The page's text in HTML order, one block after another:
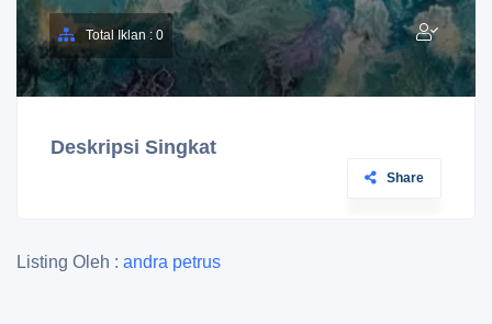
Total Iklan : 0
Deskripsi Singkat
Share
Listing Oleh : andra petrus